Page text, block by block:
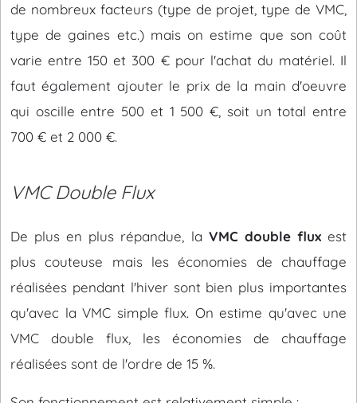
de nombreux facteurs (type de projet, type de VMC,
type de gaines etc.) mais on estime que son coût
varie entre 150 et 300 € pour l'achat du matériel. Il
faut également ajouter le prix de la main d'oeuvre
qui oscille entre 500 et 1 500 €, soit un total entre
700 € et 2 000 €.
VMC Double Flux
De plus en plus répandue, la VMC double fluxest
plus couteuse mais les économies de chauffage
réalisées pendant l'hiver sont bien plus importantes
qu'avec la VMC simple flux. On estime qu'avec une
VMC double flux, les économies de chauffage
réalisées sont de l'ordre de 15 %.